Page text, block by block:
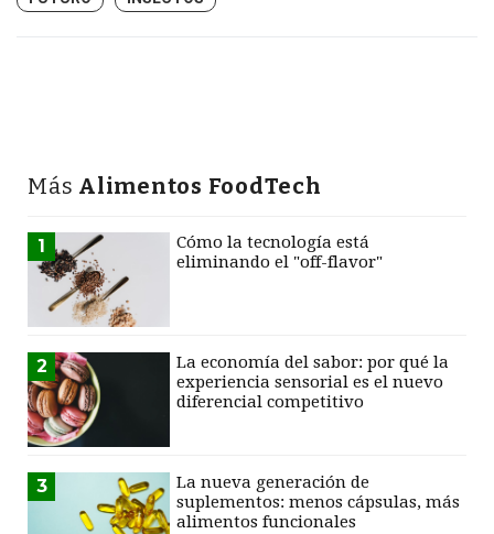
Más Alimentos FoodTech
1
Cómo la tecnología está
eliminando el "off-flavor"
2
La economía del sabor: por qué la
experiencia sensorial es el nuevo
diferencial competitivo
3
La nueva generación de
suplementos: menos cápsulas, más
alimentos funcionales